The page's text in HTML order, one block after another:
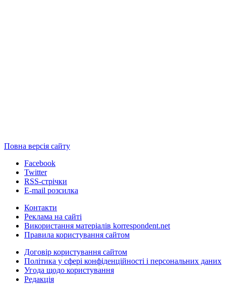
Повна версія сайту
Facebook
Twitter
RSS-стрічки
E-mail розсилка
Контакти
Реклама на сайті
Використання матеріалів korrespondent.net
Правила користування сайтом
Договір користування сайтом
Політика у сфері конфіденційності і персональних даних
Угода щодо користування
Редакція